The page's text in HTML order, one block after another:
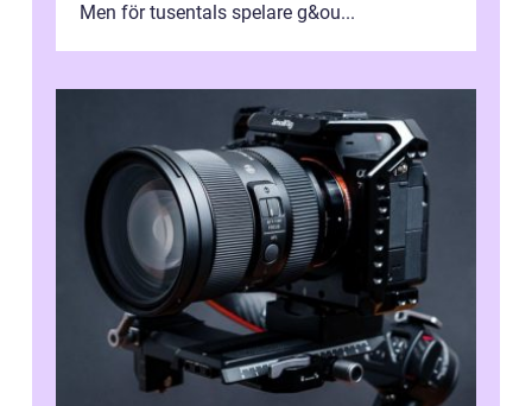
Men för tusentals spelare g&ou...